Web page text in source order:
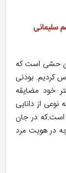
سلیمانی
حسّی است که
کردیم. بودنی
خود مضایقه
از دانایی
است.که در جان
در هویت مرد